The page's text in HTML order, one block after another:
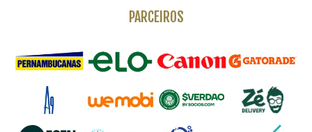
PARCEIROS